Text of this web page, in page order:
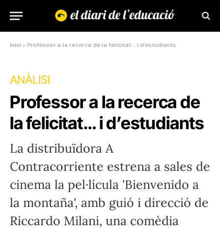
Inici » Professor a la recerca de la felicitat… i d’estudiants
ANÀLISI
Professor a la recerca de
la felicitat… i d’estudiants
La distribuïdora A
Contracorriente estrena a sales de
cinema la pel·lícula 'Bienvenido a
la montaña', amb guió i direcció de
Riccardo Milani, una comèdia